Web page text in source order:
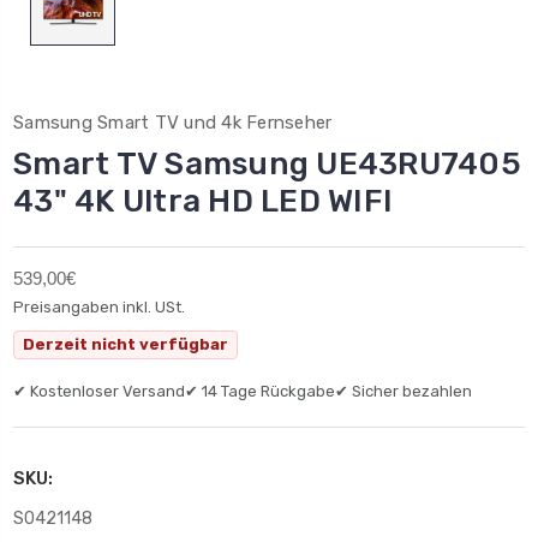
Samsung Smart TV und 4k Fernseher
Smart TV Samsung UE43RU7405
43" 4K Ultra HD LED WIFI
539,00€
Preisangaben inkl. USt.
Derzeit nicht verfügbar
✔ Kostenloser Versand✔ 14 Tage Rückgabe✔ Sicher bezahlen
SKU:
S0421148